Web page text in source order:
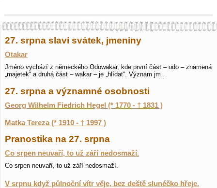
27. srpna slaví svátek, jmeniny
Otakar
Jméno vychází z německého Odowakar, kde první část – odo – znamená
„majetek“ a druhá část – wakar – je „hlídat“. Význam jm…
27. srpna a významné osobnosti
Georg Wilhelm Fiedrich Hegel (* 1770 - † 1831 )
Matka Tereza (* 1910 - † 1997 )
Pranostika na 27. srpna
Co srpen neuvaří, to už září nedosmaží.
Co srpen neuvaří, to už září nedosmaží.
V srpnu když půlnoční vítr věje, bez deště slunéčko hřeje.